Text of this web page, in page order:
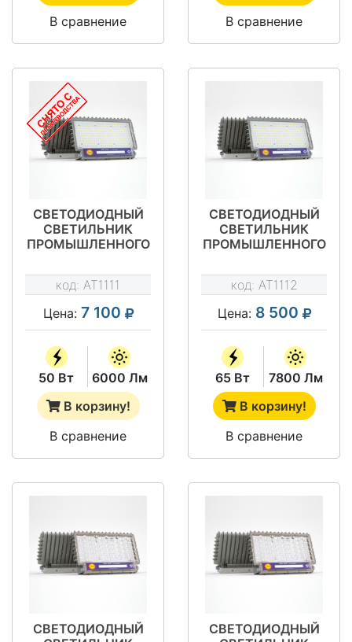
В сравнение
В сравнение
СВЕТОДИОДНЫЙ
СВЕТИЛЬНИК
ПРОМЫШЛЕННОГО
ДО-050/Ш ТИП
STAR
код: AT1111
Цена: 7 100
50 Вт
6000 Лм
В корзину!
В сравнение
СВЕТОДИОДНЫЙ
СВЕТИЛЬНИК
ПРОМЫШЛЕННОГО
ДО-065 ТИП STAR
код: AT1112
Цена: 8 500
65 Вт
7800 Лм
В корзину!
В сравнение
СВЕТОДИОДНЫЙ
СВЕТОДИОДНЫЙ